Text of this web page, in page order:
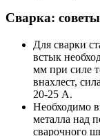
Сварка:
Для сварки
встык
мм при силе
внахлест,
20-25 А.
Необходимо
металла над
сварочного